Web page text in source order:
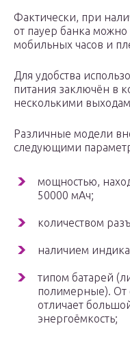
Фактически, при
от пауер банка можно
мобильных часов и
Для удобства
питания заключён в
несколькими
Различные модели
следующими
мощностью,
50000 мАч;
количеством
наличием
типом батарей
полимерные). От
отличает
энергоёмкость;